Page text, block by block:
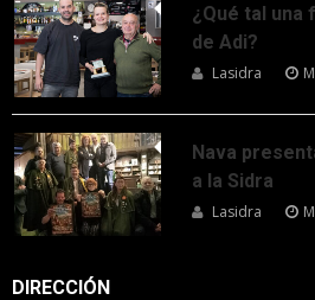
¿Qué tal una
de Adi?
Lasidra
Nava
a la Sidra
Lasidra
DIRECCIÓN